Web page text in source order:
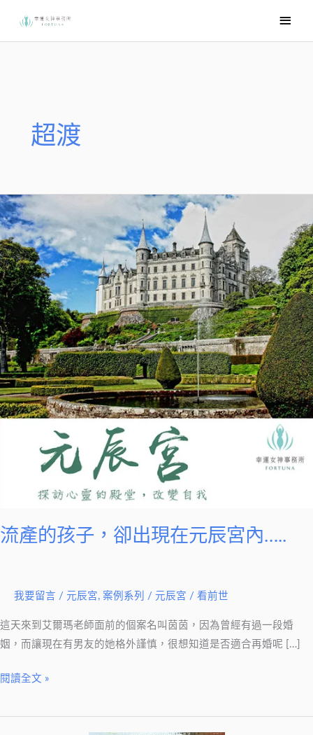
要
超渡
流產的孩子，卻出現在元辰宮內…..
我要留言 / 元辰宮, 案例系列 / 元辰宮 / 看前世
這天來到艾爾瑪老師面前的個案名叫茵茵，因為曾經有過一段婚
姻，而讓現在有男友的她格外謹慎，很想知道是否適合再婚呢 […]
流
產
的
孩
子，
卻
出
現
在
元
辰
宮
閱讀全文 »